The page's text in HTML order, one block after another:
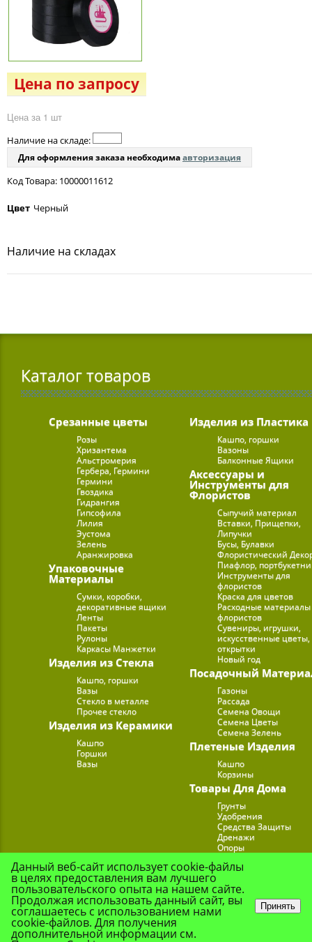
Цена по запросу
Цена за 1 шт
Наличие на складе:
Для оформления заказа необходимаавторизация
Код Товара: 10000011612
Цвет Черный
Наличие на складах
Каталог товаров
Срезанные цветы
Розы
Хризантема
Альстромерия
Гербера, Гермини
Гермини
Гвоздика
Гидрангия
Гипсофила
Лилия
Эустома
Зелень
Аранжировка
Упаковочные
Материалы
Сумки, коробки,
декоративные ящики
Ленты
Пакеты
Рулоны
Каркасы Манжетки
Изделия из Стекла
Кашпо, горшки
Вазы
Стекло в металле
Прочее стекло
Изделия из Керамики
Кашпо
Горшки
Вазы
Изделия из Пластика
Кашпо, горшки
Вазоны
Балконные Ящики
Аксессуары и
Инструменты для
Флористов
Сыпучий материал
Вставки, Прищепки,
Липучки
Бусы, Булавки
Флористический
Пиафлор,
Инструменты для
флористов
Краска для цветов
Расходные
флористов
Сувениры, игрушки,
искусственные цветы,
открытки
Новый год
Посадочный
Газоны
Рассада
Семена Овощи
Семена Цветы
Семена Зелень
Плетеные Изделия
Кашпо
Корзины
Товары Для Дома
Грунты
Удобрения
Средства Защиты
Дренажи
Опоры
Подставки для Цветов
Данный веб-сайт использует cookie-файлы
в целях предоставления вам лучшего
пользовательского опыта на нашем сайте.
Продолжая использовать данный сайт, вы
соглашаетесь с использованием нами
cookie-файлов. Для получения
дополнительной информации см.
Принять